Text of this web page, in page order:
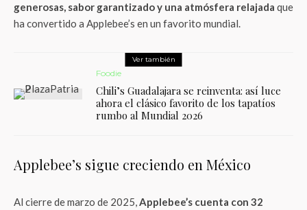
generosas, sabor garantizado y una atmósfera relajada que
ha convertido a Applebee’s en un favorito mundial.
Ver también
Foodie
Chili’s Guadalajara se reinventa: así luce
ahora el clásico favorito de los tapatíos
rumbo al Mundial 2026
Applebee’s sigue creciendo en México
Al cierre de marzo de 2025,Applebee’s cuenta con 32